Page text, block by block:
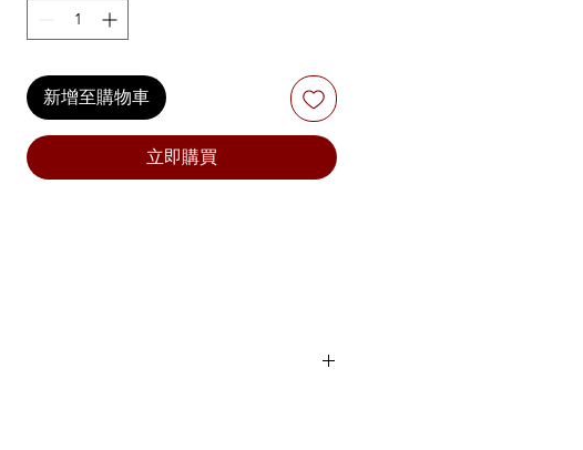
新增至購物車
立即購買